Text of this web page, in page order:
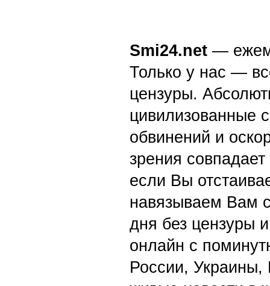
Smi24.net —
Только у нас —
цензуры.
цивилизованные
обвинений и
зрения
если Вы
навязываем Вам
дня без цензуры
онлайн с
России,